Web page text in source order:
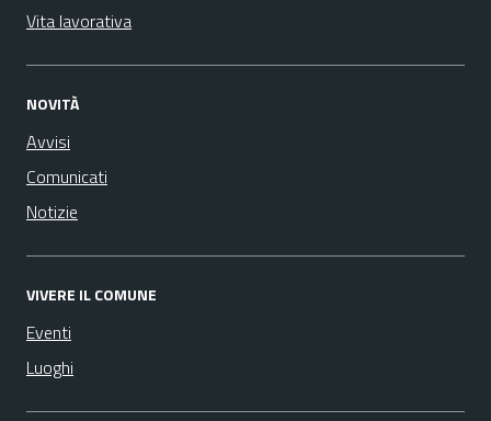
Vita lavorativa
NOVITÀ
Avvisi
Comunicati
Notizie
VIVERE IL COMUNE
Eventi
Luoghi